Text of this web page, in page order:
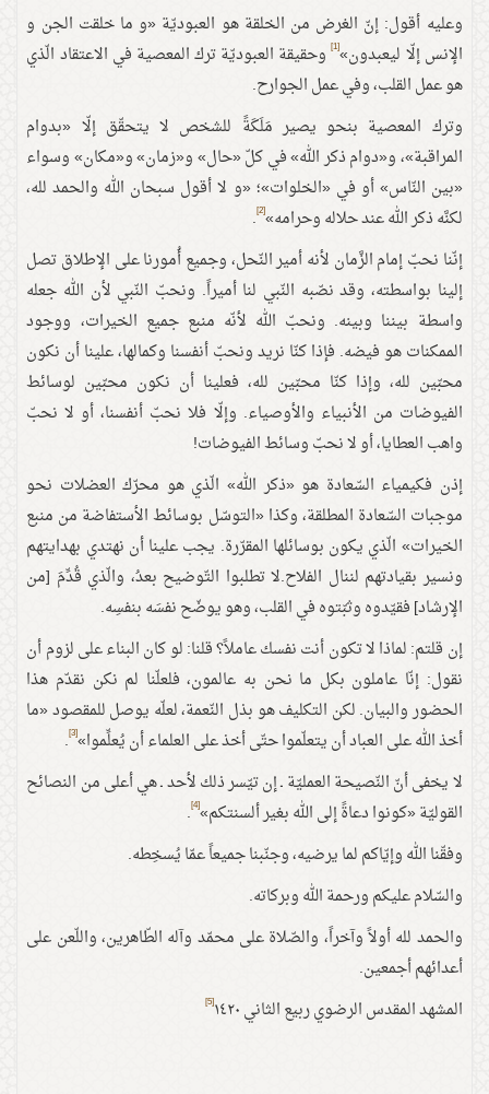
وعليه أقول: إنّ الغرض من الخلقة هو العبوديّة «و ما خلقت الجن و
الإنس إلّا ليعبدون»[1] وحقيقة العبوديّة ترك المعصية في الاعتقاد الّذي
هو عمل القلب، وفي عمل الجوارح.
وترك المعصية بنحو يصير مَلَكَةً للشخص لا يتحقّق إلّا «بدوام
المراقبة»، و«دوام ذكر الله» في كلّ «حال» و«زمان» و«مكان» وسواء
«بين النّاس» أو في «الخلوات»؛ «و لا أقول سبحان الله والحمد لله،
لكنَّه ذكر الله عند حلاله وحرامه»[2]
.
إنّنا نحبّ إمام الزَّمان لأنه أمير النّحل، وجميع أُمورنا على الإطلاق تصل
إلينا بواسطته، وقد نصّبه النّبي لنا أميراً. ونحبّ النّبي لأن الله جعله
واسطة بيننا وبينه. ونحبّ الله لأنّه منبع جميع الخيرات، ووجود
الممكنات هو فيضه. فإذا كنّا نريد ونحبّ أنفسنا وكمالها، علينا أن نكون
محبّين لله، وإذا كنّا محبّين لله، فعلينا أن نكون محبّين لوسائط
الفيوضات من الأنبياء والأوصياء. وإلّا فلا نحبّ أنفسنا، أو لا نحبّ
واهب العطايا، أو لا نحبّ وسائط الفيوضات!
إذن فكيمياء السّعادة هو «ذكر الله» الّذي هو محرّك العضلات نحو
موجبات السّعادة المطلقة، وكذا «التوسّل بوسائط الأستفاضة من منبع
الخيرات» الّذي يكون بوسائلها المقرّرة. يجب علينا أن نهتدي بهدايتهم
ونسير بقيادتهم لننال الفلاح.لا تطلبوا التّوضيح بعدُ، والّذي قُدِّمَ [من
الإرشاد] فقيّدوه وثبّتوه في القلب، وهو يوضّح نفسَه بنفسِه.
إن قلتم: لماذا لا تكون أنت نفسك عاملاً؟ قلنا: لو كان البناء على لزوم أن
نقول: إنّا عاملون بكل ما نحن به عالمون، فلعلّنا لم نكن نقدّم هذا
الحضور والبيان. لكن التكليف هو بذل النّعمة، لعلّه يوصل للمقصود «ما
أخذ الله على العباد أن يتعلّموا حتّى أخذ على العلماء أن يُعلِّموا»[3]
.
لا يخفى أنّ النّصيحة العمليّة ـ إن تيّسر ذلك لأحد ـ هي أعلى من النصائح
القوليّة «كونوا دعاةً إلى الله بغير ألسنتكم»[4]
.
وفقّنا الله وإيّاكم لما يرضيه، وجنّبنا جميعاً عمّا يُسخِطه.
والسّلام عليكم ورحمة الله وبركاته.
والحمد لله أولاً وآخراً، والصّلاة على محمّد وآله الطّاهرين، واللّعن على
أعدائهم أجمعين.
المشهد المقدس الرضوي ربيع الثاني ١٤٢٠
[5]